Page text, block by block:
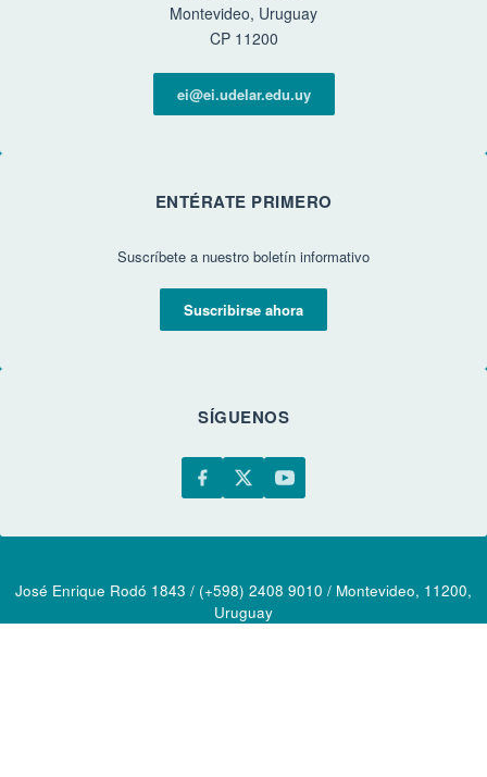
Montevideo, Uruguay
CP 11200
ei@ei.udelar.edu.uy
ENTÉRATE PRIMERO
Suscríbete a nuestro boletín informativo
Suscribirse ahora
SÍGUENOS
José Enrique Rodó 1843 / (+598) 2408 9010 / Montevideo, 11200,
Uruguay